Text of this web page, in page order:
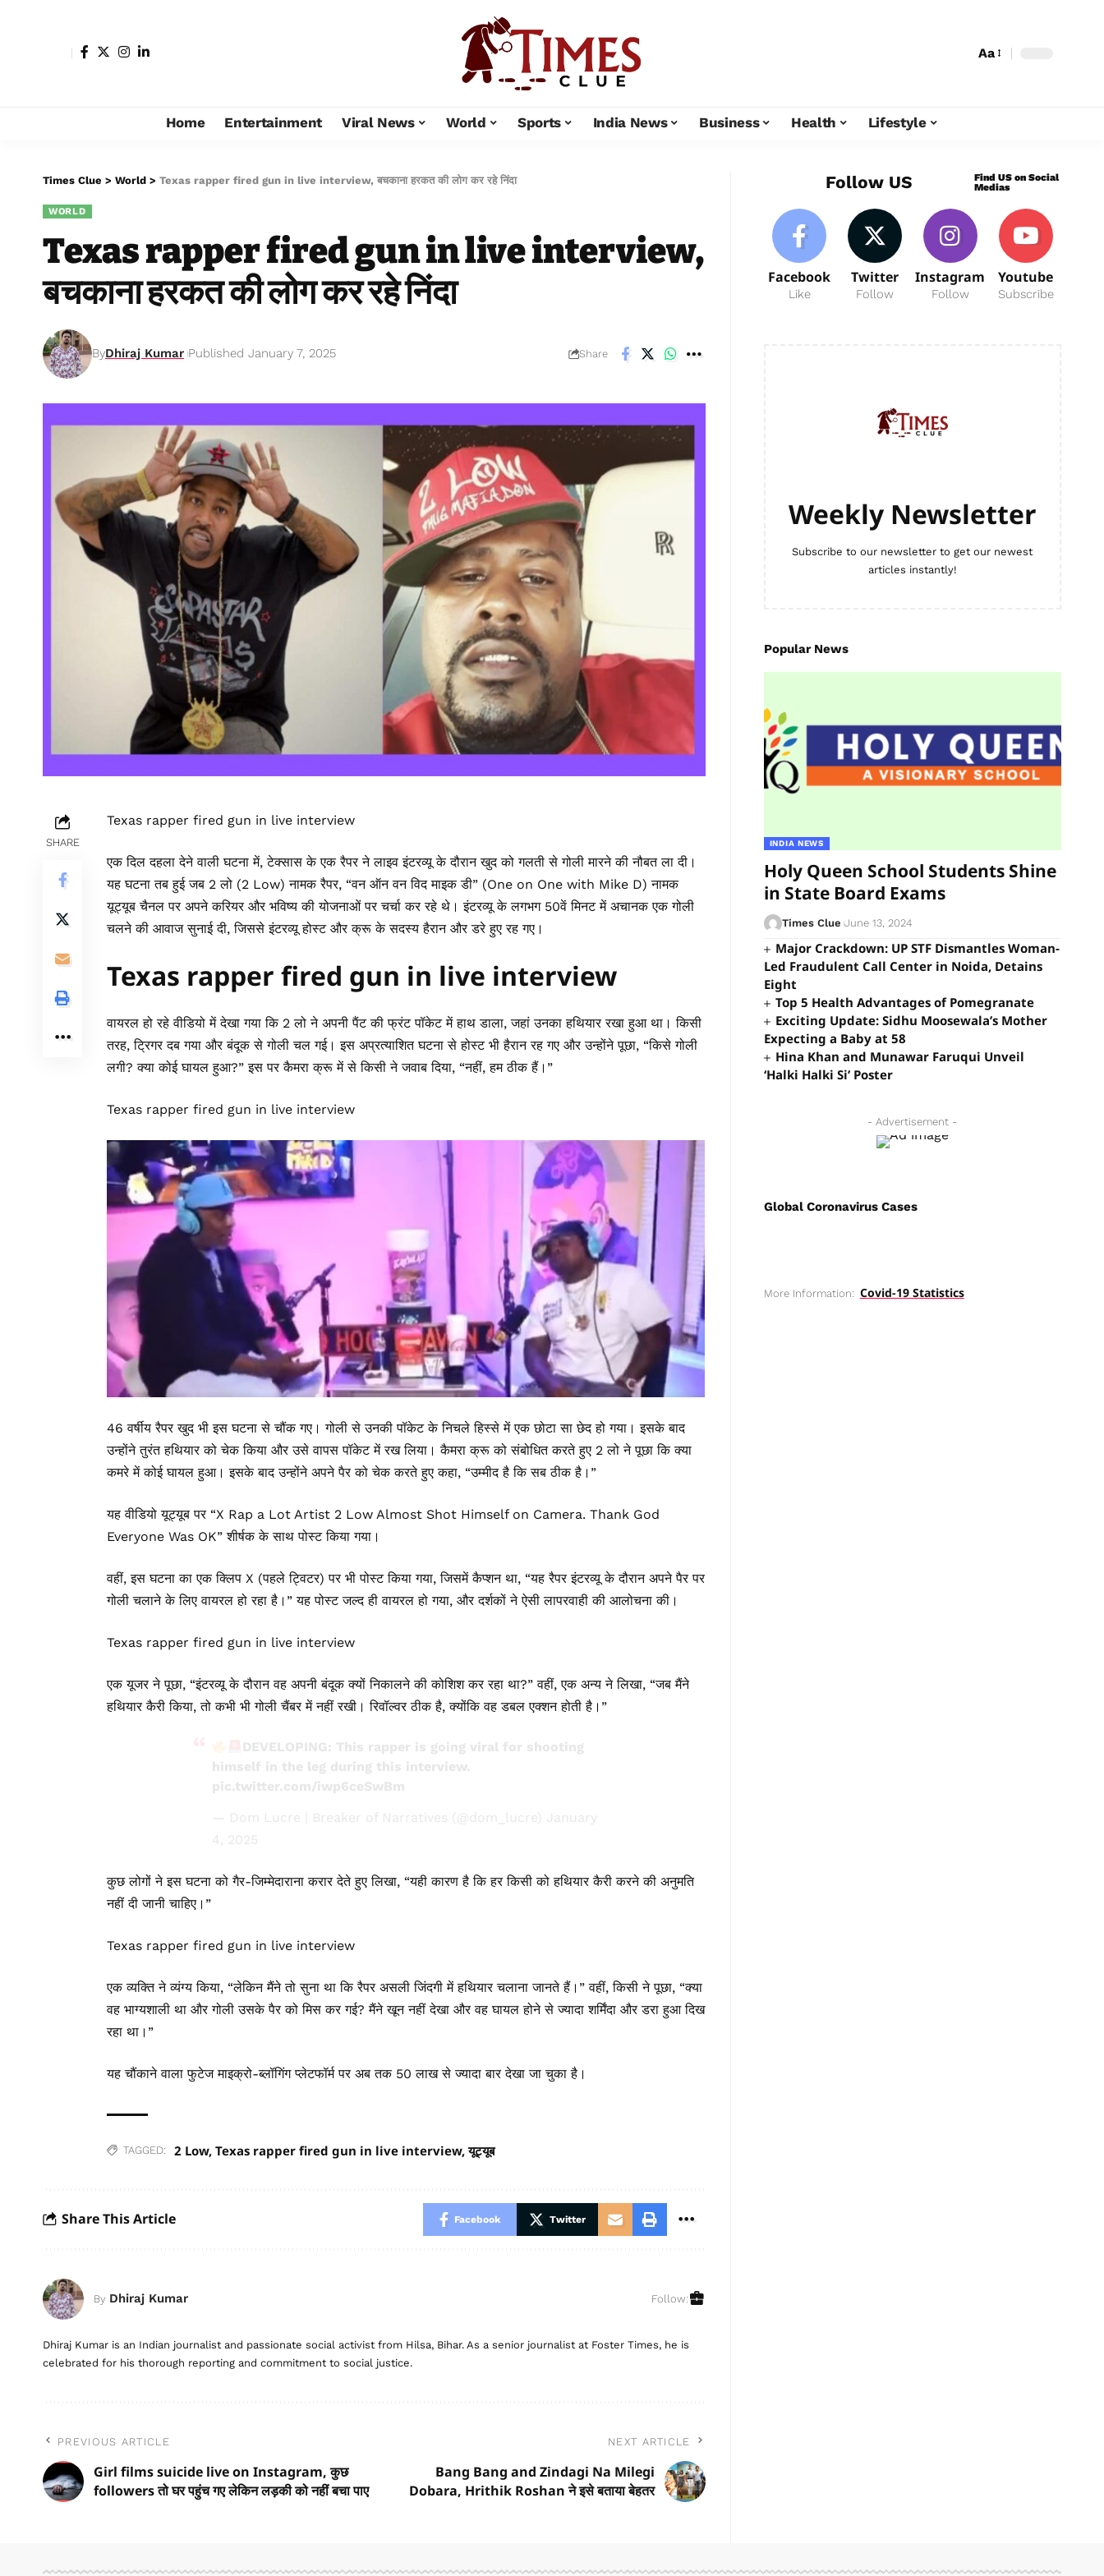
Aa
Home Entertainment Viral News World Sports India News Business Health Lifestyle
Times Clue > World > Texas rapper fired gun in live interview, बचकाना हरकत की लोग कर रहे निंदा
WORLD
Texas rapper fired gun in live interview,
बचकाना हरकत की लोग कर रहे निंदा
ByDhiraj Kumar Published January 7, 2025 Share
SHARE
Texas rapper fired gun in live interview
एक दिल दहला देने वाली घटना में, टेक्सास के एक रैपर ने लाइव इंटरव्यू के दौरान खुद को गलती से गोली मारने की नौबत ला दी।
यह घटना तब हुई जब 2 लो (2 Low) नामक रैपर, “वन ऑन वन विद माइक डी” (One on One with Mike D) नामक
यूट्यूब चैनल पर अपने करियर और भविष्य की योजनाओं पर चर्चा कर रहे थे। इंटरव्यू के लगभग 50वें मिनट में अचानक एक गोली
चलने की आवाज सुनाई दी, जिससे इंटरव्यू होस्ट और क्रू के सदस्य हैरान और डरे हुए रह गए।
Texas rapper fired gun in live interview
वायरल हो रहे वीडियो में देखा गया कि 2 लो ने अपनी पैंट की फ्रंट पॉकेट में हाथ डाला, जहां उनका हथियार रखा हुआ था। किसी
तरह, ट्रिगर दब गया और बंदूक से गोली चल गई। इस अप्रत्याशित घटना से होस्ट भी हैरान रह गए और उन्होंने पूछा, “किसे गोली
लगी? क्या कोई घायल हुआ?” इस पर कैमरा क्रू में से किसी ने जवाब दिया, “नहीं, हम ठीक हैं।”
Texas rapper fired gun in live interview
46 वर्षीय रैपर खुद भी इस घटना से चौंक गए। गोली से उनकी पॉकेट के निचले हिस्से में एक छोटा सा छेद हो गया। इसके बाद
उन्होंने तुरंत हथियार को चेक किया और उसे वापस पॉकेट में रख लिया। कैमरा क्रू को संबोधित करते हुए 2 लो ने पूछा कि क्या
कमरे में कोई घायल हुआ। इसके बाद उन्होंने अपने पैर को चेक करते हुए कहा, “उम्मीद है कि सब ठीक है।”
यह वीडियोयूट्यूब पर “X Rap a Lot Artist 2 Low Almost Shot Himself on Camera. Thank God
Everyone Was OK” शीर्षक के साथ पोस्ट किया गया।
वहीं, इस घटना का एक क्लिप X (पहले ट्विटर) पर भी पोस्ट किया गया, जिसमें कैप्शन था, “यह रैपर इंटरव्यू के दौरान अपने पैर पर
गोली चलाने के लिए वायरल हो रहा है।” यह पोस्ट जल्द ही वायरल हो गया, और दर्शकों ने ऐसी लापरवाही की आलोचना की।
Texas rapper fired gun in live interview
एक यूजर ने पूछा, “इंटरव्यू के दौरान वह अपनी बंदूक क्यों निकालने की कोशिश कर रहा था?” वहीं, एक अन्य ने लिखा, “जब मैंने
हथियार कैरी किया, तो कभी भी गोली चैंबर में नहीं रखी। रिवॉल्वर ठीक है, क्योंकि वह डबल एक्शन होती है।”
DEVELOPING: This rapper is going viral for shooting
himself in the leg during this interview.
pic.twitter.com/iwp6ceSwBm
— Dom Lucre | Breaker of Narratives (@dom_lucre) January
4, 2025
कुछ लोगों ने इस घटना को गैर-जिम्मेदाराना करार देते हुए लिखा, “यही कारण है कि हर किसी को हथियार कैरी करने की अनुमति
नहीं दी जानी चाहिए।”
Texas rapper fired gun in live interview
एक व्यक्ति ने व्यंग्य किया, “लेकिन मैंने तो सुना था कि रैपर असलीजिंदगी में हथियार चलाना जानते हैं।” वहीं, किसी ने पूछा, “क्या
वह भाग्यशाली था और गोली उसके पैर को मिस कर गई? मैंने खून नहीं देखा और वह घायल होने से ज्यादा शर्मिंदा और डरा हुआ दिख
रहा था।”
यह चौंकाने वाला फुटेज माइक्रो-ब्लॉगिंग प्लेटफॉर्म पर अब तक 50 लाख से ज्यादा बार देखा जा चुका है।
TAGGED: 2 Low, Texas rapper fired gun in live interview,यूट्यूब
Share This Article Facebook Twitter
By Dhiraj Kumar Follow:
Dhiraj Kumar is an Indian journalist and passionate social activist from Hilsa, Bihar. As a senior journalist at Foster Times, he is
celebrated for his thorough reporting and commitment to social justice.
PREVIOUS ARTICLE
Girl films suicide live on Instagram, कुछ
followers तो घर पहुंच गए लेकिन लड़की को नहीं बचा पाए
NEXT ARTICLE
Bang Bang and Zindagi Na Milegi
Dobara, Hrithik Roshan ने इसे बताया बेहतर
Follow US
Find US on Social
Medias
Facebook
Like
Twitter
Follow
Instagram
Follow
Youtube
Subscribe
Weekly Newsletter
Subscribe to our newsletter to get our newest
articles instantly!
Popular News
INDIA NEWS
Holy Queen School Students Shine
in State Board Exams
Times Clue June 13, 2024
Major Crackdown: UP STF Dismantles Woman-
Led Fraudulent Call Center in Noida, Detains
Eight
Top 5 Health Advantages of Pomegranate
Exciting Update: Sidhu Moosewala’s Mother
Expecting a Baby at 58
Hina Khan and Munawar Faruqui Unveil
‘Halki Halki Si’ Poster
- Advertisement -
Global Coronavirus Cases
More Information: Covid-19 Statistics